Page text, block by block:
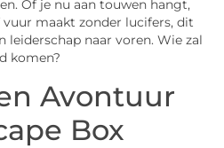
Of je nu aan touwen hangt,
maakt zonder lucifers, dit
naar voren. Wie zal
komen?
Avontuur
Box